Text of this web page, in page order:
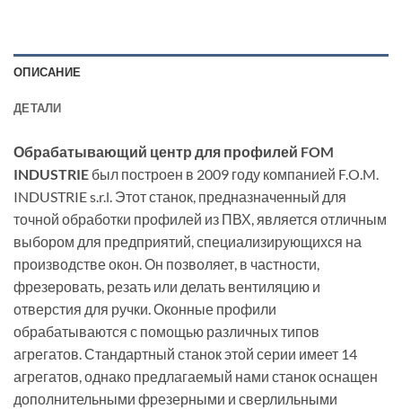
ОПИСАНИЕ
ДЕТАЛИ
Обрабатывающий центр для профилей FOM
INDUSTRIE был построен в 2009 году компанией F.O.M.
INDUSTRIE s.r.l. Этот станок, предназначенный для
точной обработки профилей из ПВХ, является отличным
выбором для предприятий, специализирующихся на
производстве окон. Он позволяет, в частности,
фрезеровать, резать или делать вентиляцию и
отверстия для ручки. Оконные профили
обрабатываются с помощью различных типов
агрегатов. Стандартный станок этой серии имеет 14
агрегатов, однако предлагаемый нами станок оснащен
дополнительными фрезерными и сверлильными